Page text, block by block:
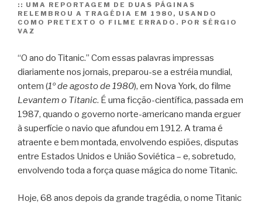
:: UMA REPORTAGEM DE DUAS PÁGINAS
RELEMBROU A TRAGÉDIA EM 1980, USANDO
COMO PRETEXTO O FILME ERRADO. POR SÉRGIO
VAZ
“O ano do Titanic.” Com essas palavras impressas
diariamente nos jornais, preparou-se a estréia mundial,
ontem (1º de agosto de 1980), em Nova York, do filme
Levantem o Titanic. É uma ficção-científica, passada em
1987, quando o governo norte-americano manda erguer
à superfície o navio que afundou em 1912. A trama é
atraente e bem montada, envolvendo espiões, disputas
entre Estados Unidos e União Soviética – e, sobretudo,
envolvendo toda a força quase mágica do nome Titanic.
Hoje, 68 anos depois da grande tragédia, o nome Titanic